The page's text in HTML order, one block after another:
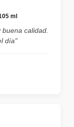
ml
calidad.
día"